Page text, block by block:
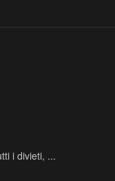
i divieti, ...